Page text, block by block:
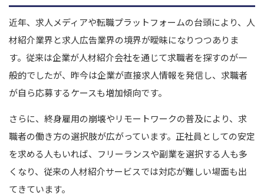
近年、求人メディアや転職プラットフォームの台頭により、人
材紹介業界と求人広告業界の境界が曖昧になりつつありま
す。従来は企業が人材紹介会社を通じて求職者を探すのが一
般的でしたが、昨今は企業が直接求人情報を発信し、求職者
が自ら応募するケースも増加傾向です。
さらに、終身雇用の崩壊やリモートワークの普及により、求
職者の働き方の選択肢が広がっています。正社員としての安定
を求める人もいれば、フリーランスや副業を選択する人も多
くなり、従来の人材紹介サービスでは対応が難しい場面も出
てきています。